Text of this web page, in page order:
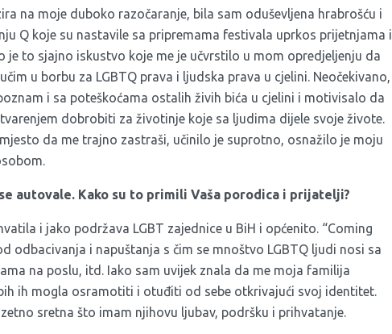
na moje duboko razočaranje, bila sam oduševljena hrabrošću i
Q koje su nastavile sa pripremama festivala uprkos prijetnjama i
je to sjajno iskustvo koje me je učvrstilo u mom opredjeljenju da
u borbu za LGBTQ prava i ljudska prava u cjelini. Neočekivano,
i sa poteškoćama ostalih živih bića u cjelini i motivisalo da
dobrobiti za životinje koje sa ljudima dijele svoje živote.
da me trajno zastraši, učinilo je suprotno, osnažilo je moju
autovale. Kako su to primili Vaša porodica i prijatelji?
i jako podržava LGBT zajednice u BiH i općenito. “Coming
odbacivanja i napuštanja s čim se mnoštvo LGBTQ ljudi nosi sa
na poslu, itd. Iako sam uvijek znala da me moja familija
ih mogla osramotiti i otuđiti od sebe otkrivajući svoj identitet.
sretna što imam njihovu ljubav, podršku i prihvatanje.